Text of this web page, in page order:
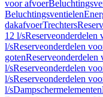
voor afvoer
Beluchtingsventielen
dakafvoerTrechters
12 l/sReserveonderdelen
l/sReserveonderdelen
gotenReserveonderdelen
l/sReserveonderdelen
l/sReserveonderdelen
l/sDampschermelementen